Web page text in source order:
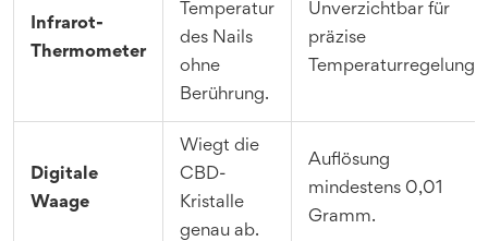
Infrarot-
Thermometer
Temperatur
des Nails
ohne
Berührung.
Unverzichtbar für
präzise
Temperaturregelung.
Digitale
Waage
Wiegt die
CBD-
Kristalle
genau ab.
Auflösung
mindestens 0,01
Gramm.